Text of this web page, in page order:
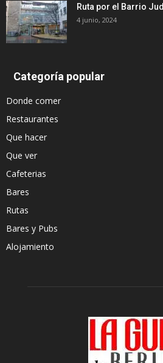
Ruta por el Barrio
4 junio, 2024
Categoría popular
Donde comer
Restaurantes
Que hacer
Que ver
Cafeterias
Bares
Rutas
Bares y Pubs
Alojamiento